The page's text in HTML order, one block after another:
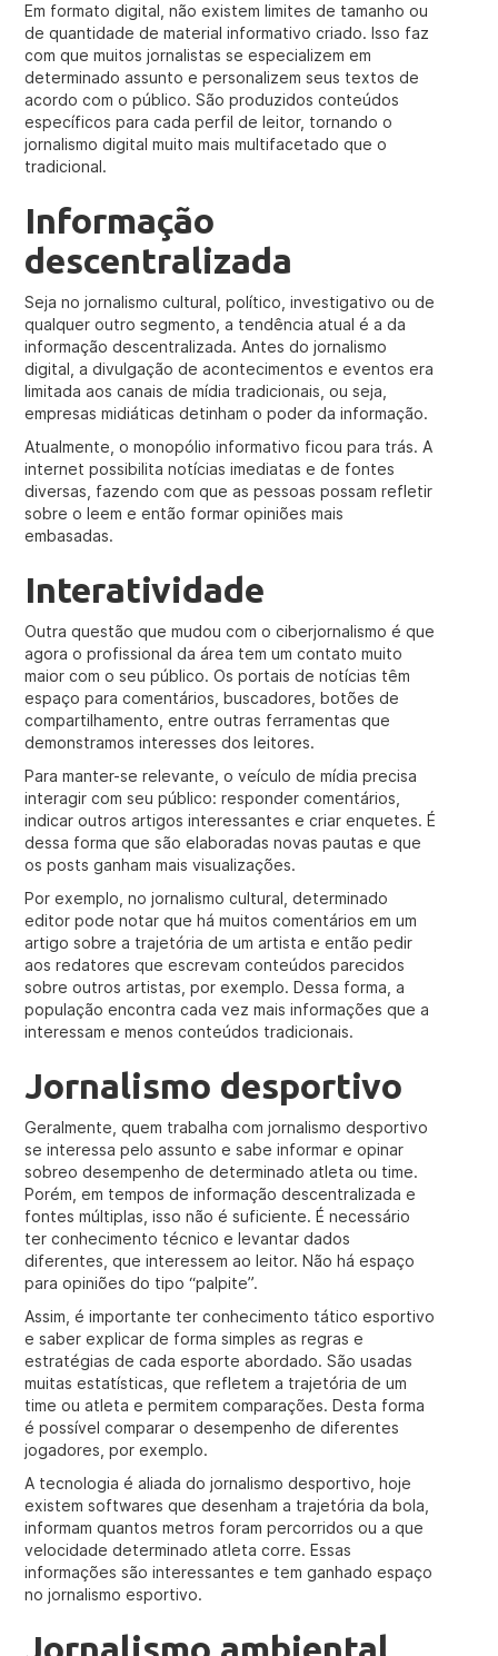
Em formato digital, não existem limites de tamanho ou
de quantidade de material informativo criado. Isso faz
com que muitos jornalistas se especializem em
determinado assunto e personalizem seus textos de
acordo com o público. São produzidos conteúdos
específicos para cada perfil de leitor, tornando o
jornalismo digital muito mais multifacetado que o
tradicional.
Informação
descentralizada
Seja no jornalismo cultural, político, investigativo ou de
qualquer outro segmento, a tendência atual é a da
informação descentralizada. Antes do jornalismo
digital, a divulgação de acontecimentos e eventos era
limitada aos canais de mídia tradicionais, ou seja,
empresas midiáticas detinham o poder da informação.
Atualmente, o monopólio informativo ficou para trás. A
internet possibilita notícias imediatas e de fontes
diversas, fazendo com que as pessoas possam refletir
sobre o leem e então formar opiniões mais
embasadas.
Interatividade
Outra questão que mudou com o ciberjornalismo é que
agora o profissional da área tem um contato muito
maior com o seu público. Os portais de notícias têm
espaço para comentários, buscadores, botões de
compartilhamento, entre outras ferramentas que
demonstramos interesses dos leitores.
Para manter-se relevante, o veículo de mídia precisa
interagir com seu público: responder comentários,
indicar outros artigos interessantes e criar enquetes. É
dessa forma que são elaboradas novas pautas e que
os posts ganham mais visualizações.
Por exemplo, no jornalismo cultural, determinado
editor pode notar que há muitos comentários em um
artigo sobre a trajetória de um artista e então pedir
aos redatores que escrevam conteúdos parecidos
sobre outros artistas, por exemplo. Dessa forma, a
população encontra cada vez mais informações que a
interessam e menos conteúdos tradicionais.
Jornalismo desportivo
Geralmente, quem trabalha com jornalismo desportivo
se interessa pelo assunto e sabe informar e opinar
sobreo desempenho de determinado atleta ou time.
Porém, em tempos de informação descentralizada e
fontes múltiplas, isso não é suficiente. É necessário
ter conhecimento técnico e levantar dados
diferentes, que interessem ao leitor. Não há espaço
para opiniões do tipo “palpite”.
Assim, é importante ter conhecimento tático esportivo
e saber explicar de forma simples as regras e
estratégias de cada esporte abordado. São usadas
muitas estatísticas, que refletem a trajetória de um
time ou atleta e permitem comparações. Desta forma
é possível comparar o desempenho de diferentes
jogadores, por exemplo.
A tecnologia é aliada do jornalismo desportivo, hoje
existem softwares que desenham a trajetória da bola,
informam quantos metros foram percorridos ou a que
velocidade determinado atleta corre. Essas
informações são interessantes e tem ganhado espaço
no jornalismo esportivo.